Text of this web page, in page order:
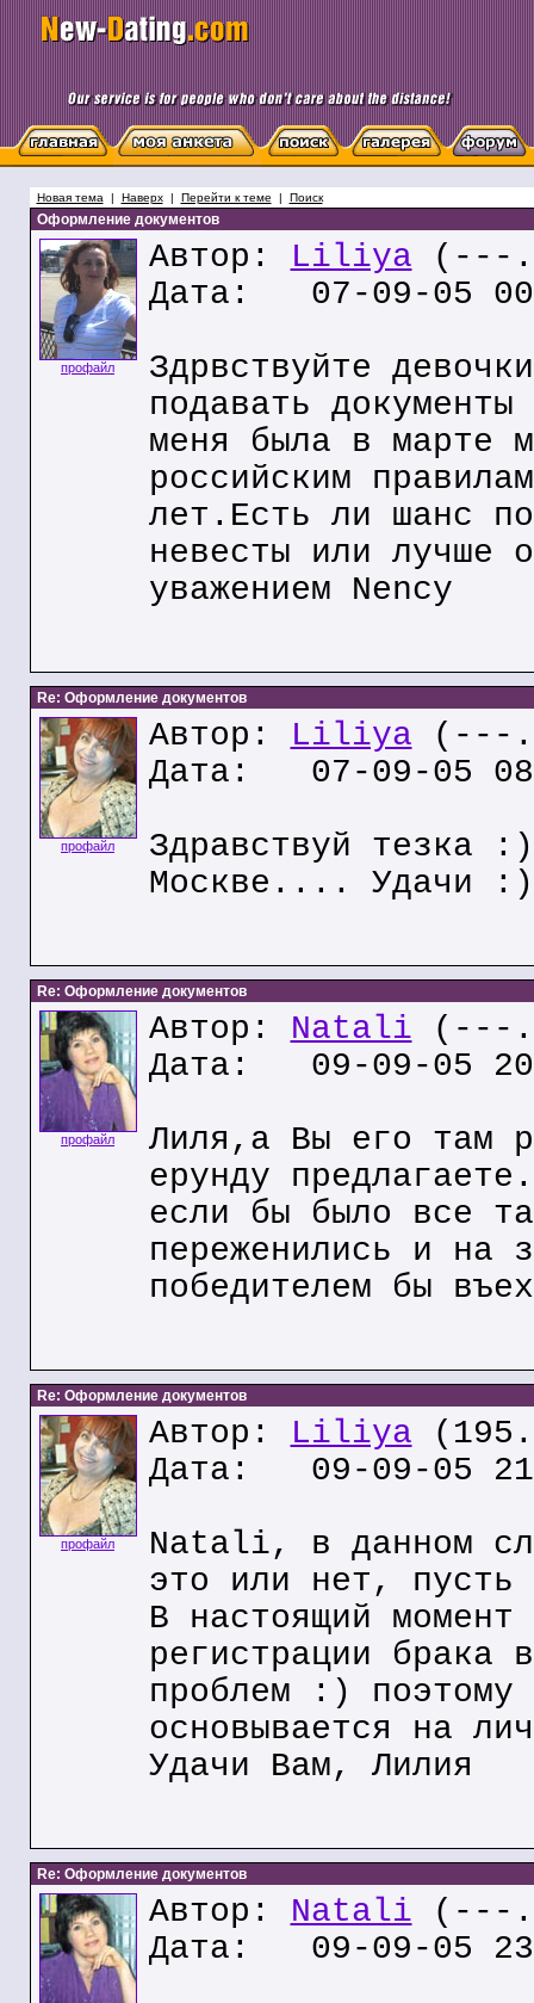
Новая тема | Наверх| Перейти к теме | Поиск
Оформление документов
профайл
Автор: Liliya (---
Дата: 07-09-05
Здрвствуйте
подавать
меня была в марте
российским
лет.Есть ли шанс
невесты или лучше
уважением Nency
Re: Оформление документов
профайл
Автор: Liliya (---
Дата: 07-09-05
Здравствуй тезка
Москве.... Удачи :)
Re: Оформление документов
профайл
Автор: Natali (---
Дата: 09-09-05
Лиля,а Вы его там
ерунду предлагаете.
если бы было все
переженились и на
победителем бы
Re: Оформление документов
профайл
Автор: Liliya
Дата: 09-09-05
Natali, в данном
это или нет,
В настоящий
регистрации брака
проблем :) поэтому
основывается на
Удачи Вам, Лилия
Re: Оформление документов
Автор: Natali (---
Дата: 09-09-05